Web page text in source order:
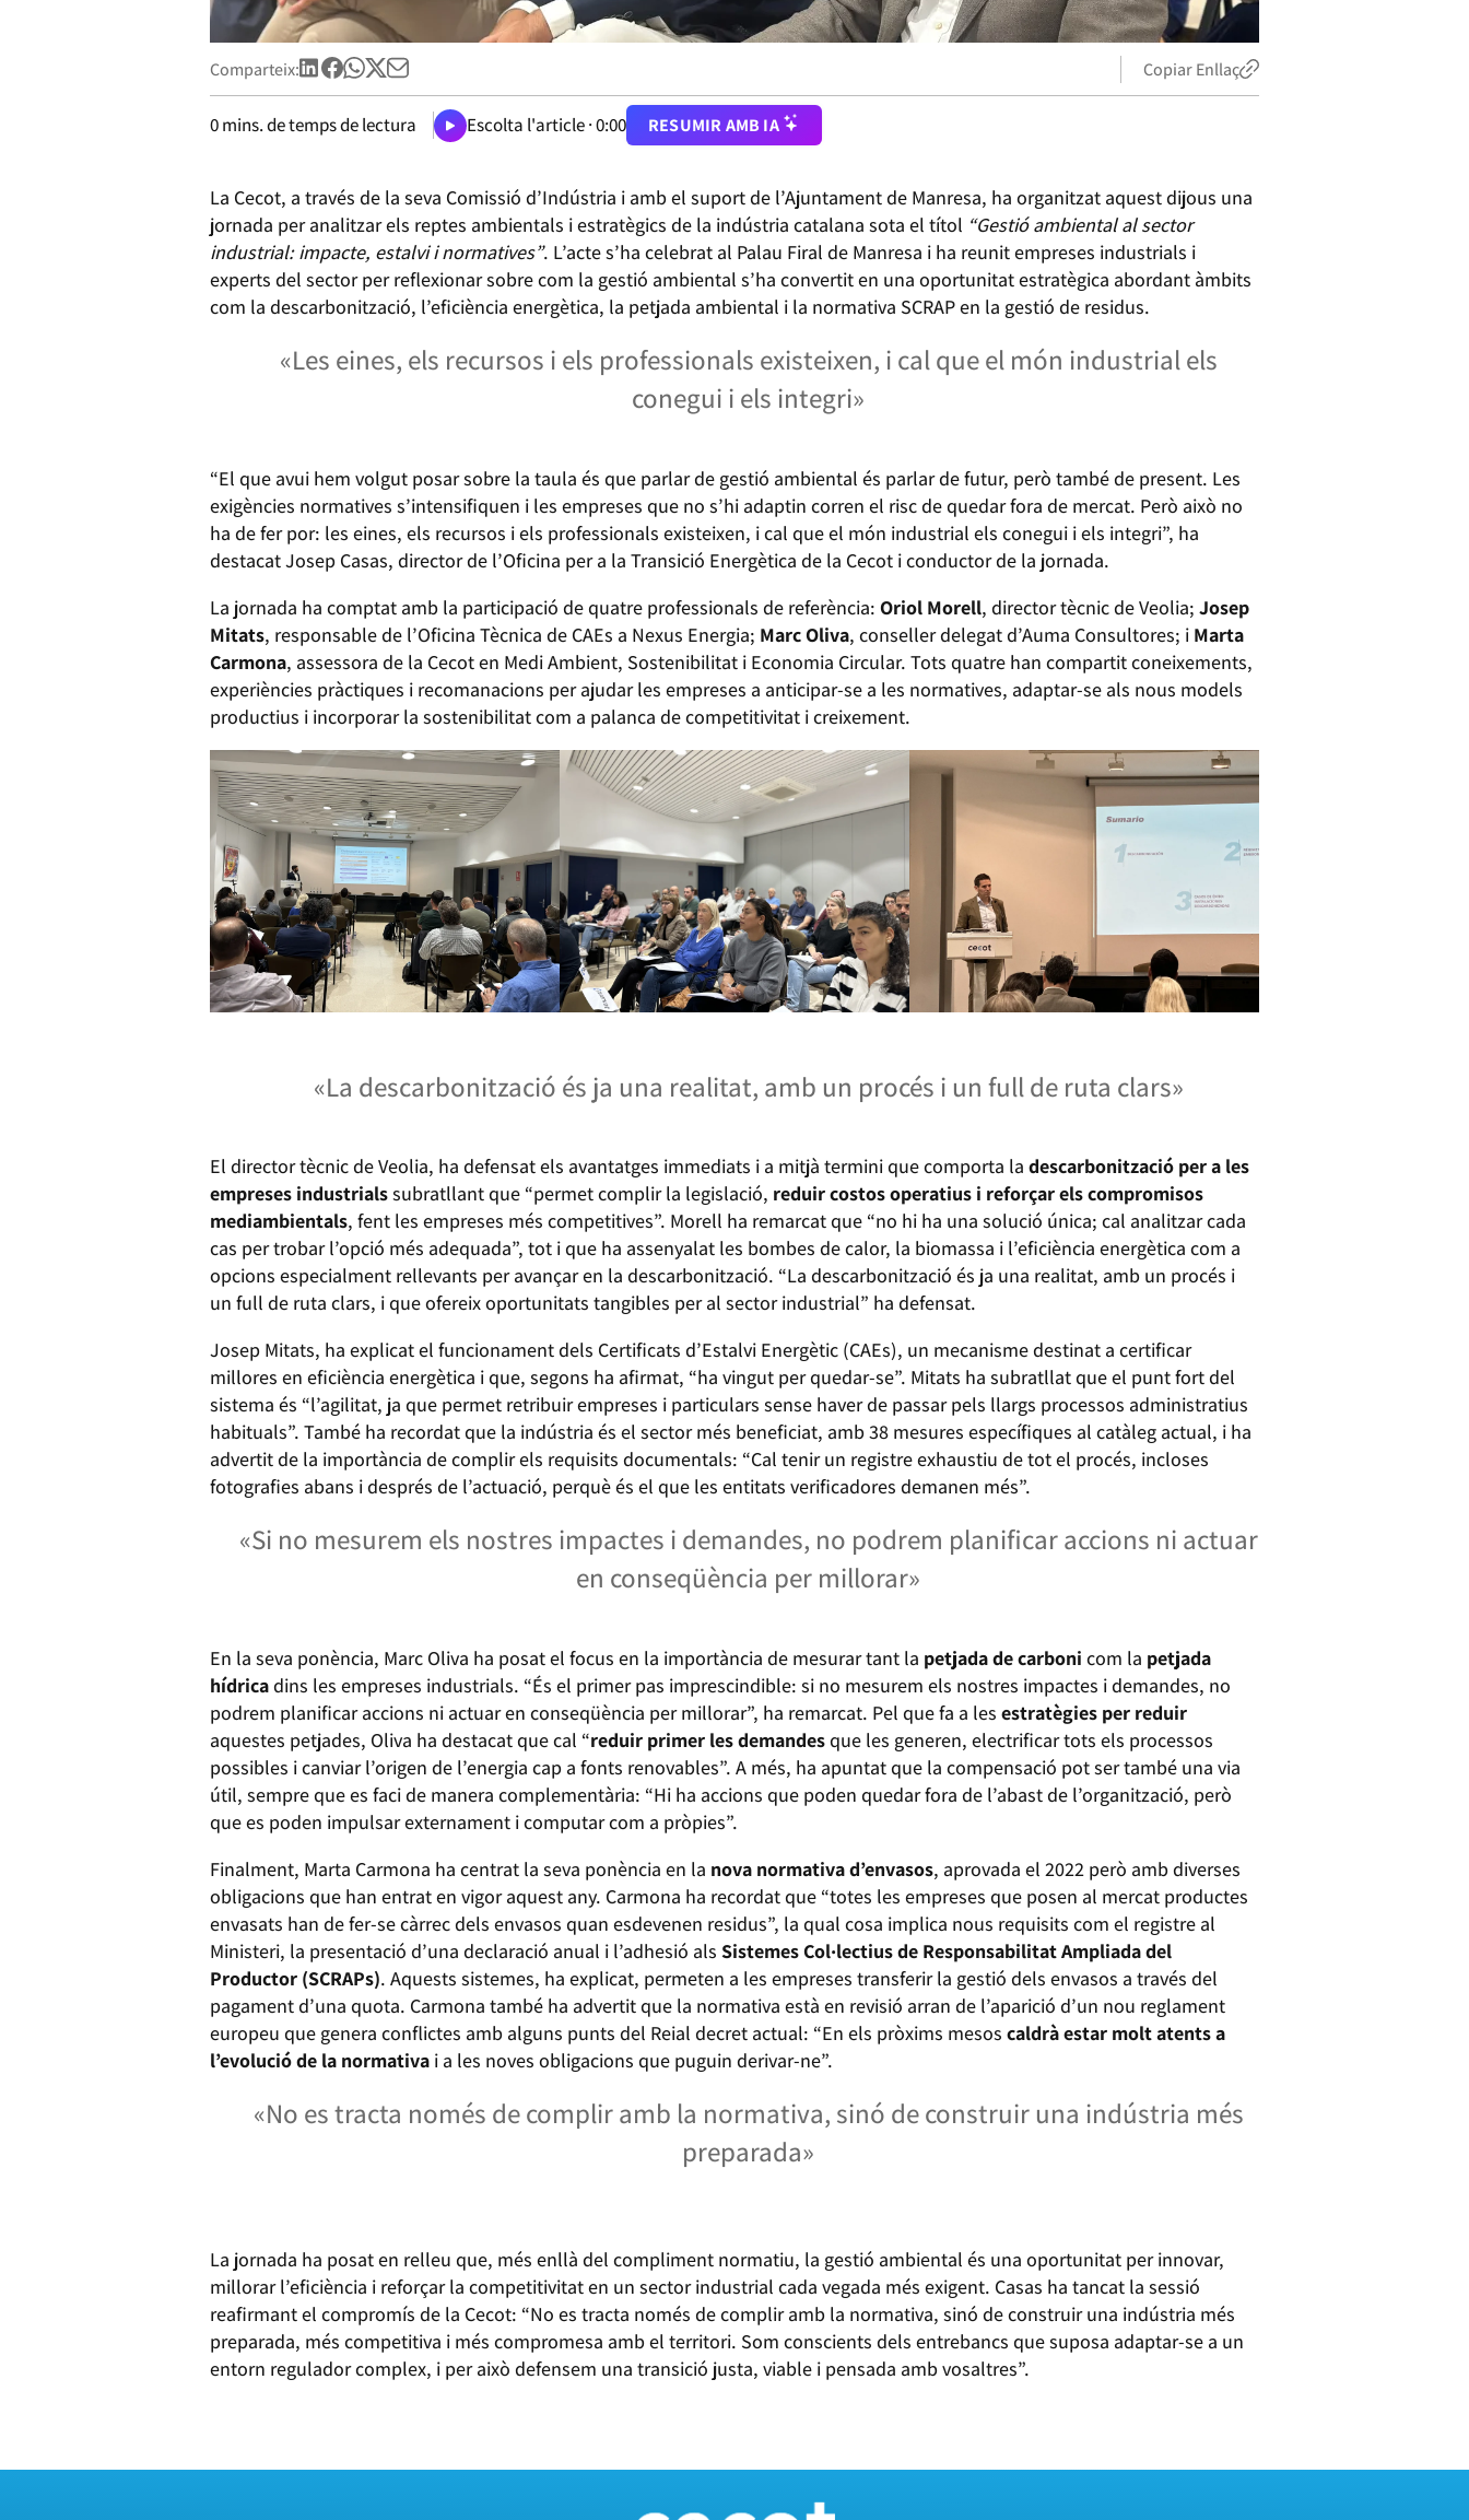
Comparteix: Copiar Enllaç
0mins. de temps de lectura Escolta l'article ·0:00 RESUMIR AMB IA
La Cecot, a través de la seva Comissió d’Indústria i amb el suport de l’Ajuntament de Manresa, ha organitzat aquest dijous una
jornada per analitzar els reptes ambientals i estratègics de la indústria catalana sota el títol “Gestió ambiental al sector
industrial: impacte, estalvi i normatives”. L’acte s’ha celebrat al Palau Firal de Manresa i ha reunit empreses industrials i
experts del sector per reflexionar sobre com la gestió ambiental s’ha convertit en una oportunitat estratègica abordant àmbits
com la descarbonització, l’eficiència energètica, la petjada ambiental i la normativa SCRAP en la gestió de residus.
«Les eines, els recursos i els professionals existeixen, i cal que el món industrial els
conegui i els integri»
“El que avui hem volgut posar sobre la taula és que parlar de gestió ambiental és parlar de futur, però també de present. Les
exigències normatives s’intensifiquen i les empreses que no s’hi adaptin corren el risc de quedar fora de mercat. Però això no
ha de fer por: les eines, els recursos i els professionals existeixen, i cal que el món industrial els conegui i els integri”, ha
destacat Josep Casas, director de l’Oficina per a la Transició Energètica de la Cecot i conductor de la jornada.
La jornada ha comptat amb la participació de quatre professionals de referència: Oriol Morell, director tècnic de Veolia; Josep
Mitats, responsable de l’Oficina Tècnica de CAEs a Nexus Energia; Marc Oliva, conseller delegat d’Auma Consultores; i Marta
Carmona, assessora de la Cecot en Medi Ambient, Sostenibilitat i Economia Circular. Tots quatre han compartit coneixements,
experiències pràctiques i recomanacions per ajudar les empreses a anticipar-se a les normatives, adaptar-se als nous models
productius i incorporar la sostenibilitat com a palanca de competitivitat i creixement.
«La descarbonització és ja una realitat, amb un procés i un full de ruta clars»
El director tècnic de Veolia, ha defensat els avantatges immediats i a mitjà termini que comporta la descarbonització per a les
empreses industrialssubratllant que “permet complir la legislació, reduir costos operatius i reforçar els compromisos
mediambientals, fent les empreses més competitives”. Morell ha remarcat que “no hi ha una solució única; cal analitzar cada
cas per trobar l’opció més adequada”, tot i que ha assenyalat les bombes de calor, la biomassa i l’eficiència energètica com a
opcions especialment rellevants per avançar en la descarbonització. “La descarbonització és ja una realitat, amb un procés i
un full de ruta clars, i que ofereix oportunitats tangibles per al sector industrial” ha defensat.
Josep Mitats, ha explicat el funcionament dels Certificats d’Estalvi Energètic (CAEs), un mecanisme destinat a certificar
millores en eficiència energètica i que, segons ha afirmat, “ha vingut per quedar-se”. Mitats ha subratllat que el punt fort del
sistema és “l’agilitat, ja que permet retribuir empreses i particulars sense haver de passar pels llargs processos administratius
habituals”. També ha recordat que la indústria és el sector més beneficiat, amb 38 mesures específiques al catàleg actual, i ha
advertit de la importància de complir els requisits documentals: “Cal tenir un registre exhaustiu de tot el procés, incloses
fotografies abans i després de l’actuació, perquè és el que les entitats verificadores demanen més”.
«Si no mesurem els nostres impactes i demandes, no podrem planificar accions ni actuar
en conseqüència per millorar»
En la seva ponència, Marc Oliva ha posat el focus en la importància de mesurar tant la petjada de carboni com la petjada
hídricadins les empreses industrials. “És el primer pas imprescindible: si no mesurem els nostres impactes i demandes, no
podrem planificar accions ni actuar en conseqüència per millorar”, ha remarcat. Pel que fa a les estratègies per reduir
aquestes petjades, Oliva ha destacat que cal “reduir primer les demandesque les generen, electrificar tots els processos
possibles i canviar l’origen de l’energia cap a fonts renovables”. A més, ha apuntat que la compensació pot ser també una via
útil, sempre que es faci de manera complementària: “Hi ha accions que poden quedar fora de l’abast de l’organització, però
que es poden impulsar externament i computar com a pròpies”.
Finalment, Marta Carmona ha centrat la seva ponència en la nova normativa d’envasos, aprovada el 2022 però amb diverses
obligacions que han entrat en vigor aquest any. Carmona ha recordat que “totes les empreses que posen al mercat productes
envasats han de fer-se càrrec dels envasos quan esdevenen residus”, la qual cosa implica nous requisits com el registre al
Ministeri, la presentació d’una declaració anual i l’adhesió als Sistemes Col·lectius de Responsabilitat Ampliada del
Productor (SCRAPs). Aquests sistemes, ha explicat, permeten a les empreses transferir la gestió dels envasos a través del
pagament d’una quota. Carmona també ha advertit que la normativa està en revisió arran de l’aparició d’un nou reglament
europeu que genera conflictes amb alguns punts del Reial decret actual: “En els pròxims mesos caldrà estar molt atents a
l’evolució de la normativa i a les noves obligacions que puguin derivar-ne”.
«No es tracta només de complir amb la normativa, sinó de construir una indústria més
preparada»
La jornada ha posat en relleu que, més enllà del compliment normatiu, la gestió ambiental és una oportunitat per innovar,
millorar l’eficiència i reforçar la competitivitat en un sector industrial cada vegada més exigent. Casas ha tancat la sessió
reafirmant el compromís de la Cecot: “No es tracta només de complir amb la normativa, sinó de construir una indústria més
preparada, més competitiva i més compromesa amb el territori. Som conscients dels entrebancs que suposa adaptar-se a un
entorn regulador complex, i per això defensem una transició justa, viable i pensada amb vosaltres”.